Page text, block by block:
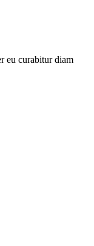
eu curabitur diam